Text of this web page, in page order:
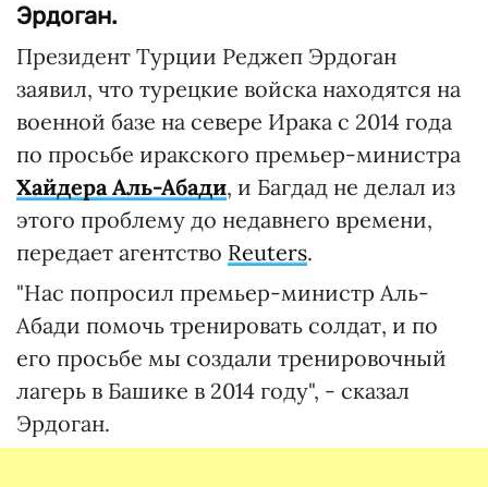
Эрдоган.
Президент Турции Реджеп Эрдоган
заявил, что турецкие войска находятся на
военной базе на севере Ирака с 2014 года
по просьбе иракского премьер-министра
Хайдера Аль-Абади, и Багдад не делал из
этого проблему до недавнего времени,
передает агентство Reuters.
"Нас попросил премьер-министр Аль-
Абади помочь тренировать солдат, и по
его просьбе мы создали тренировочный
лагерь в Башике в 2014 году", - сказал
Эрдоган.